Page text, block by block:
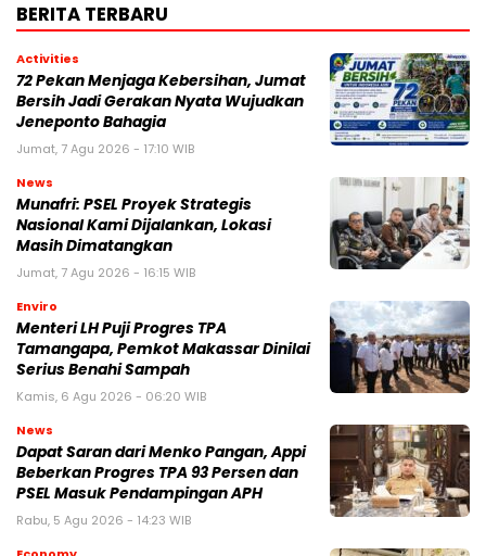
BERITA TERBARU
Activities
72 Pekan Menjaga Kebersihan, Jumat
Bersih Jadi Gerakan Nyata Wujudkan
Jeneponto Bahagia
Jumat, 7 Agu 2026 - 17:10 WIB
News
Munafri: PSEL Proyek Strategis
Nasional Kami Dijalankan, Lokasi
Masih Dimatangkan
Jumat, 7 Agu 2026 - 16:15 WIB
Enviro
Menteri LH Puji Progres TPA
Tamangapa, Pemkot Makassar Dinilai
Serius Benahi Sampah
Kamis, 6 Agu 2026 - 06:20 WIB
News
Dapat Saran dari Menko Pangan, Appi
Beberkan Progres TPA 93 Persen dan
PSEL Masuk Pendampingan APH
Rabu, 5 Agu 2026 - 14:23 WIB